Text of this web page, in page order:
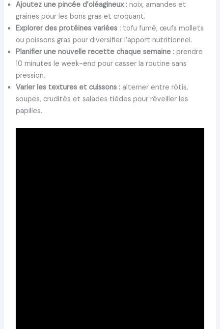
Ajoutez une pincée d’oléagineux :noix, amandes et
graines pour les bons gras et croquant.
Explorer des protéines variées :tofu fumé, œufs mollets
ou poissons gras pour diversifier l’apport nutritionnel.
Planifier une nouvelle recette chaque semaine :prendre
10 minutes le week-end pour casser la routine sans
pression.
Varier les textures et cuissons :alterner entre rôtis,
soupes, crudités et salades tièdes pour réveiller les
papilles.